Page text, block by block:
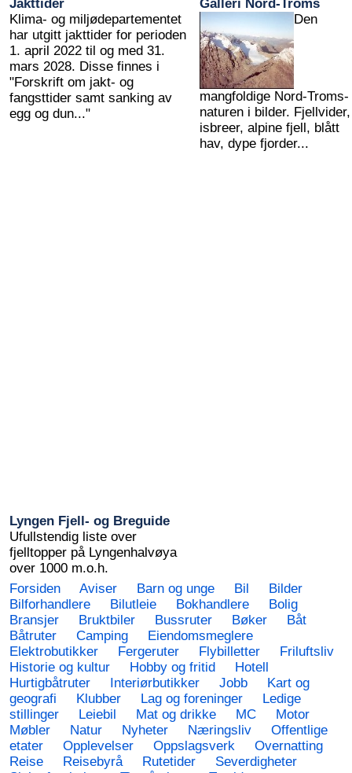
Jakttider
Klima- og miljødepartementet
har utgitt jakttider for perioden
1. april 2022 til og med 31.
mars 2028. Disse finnes i
"Forskrift om jakt- og
fangsttider samt sanking av
egg og dun..."
Galleri Nord-Troms
Den
mangfoldige Nord-Troms-
naturen i bilder. Fjellvider,
isbreer, alpine fjell, blått
hav, dype fjorder...
Lyngen Fjell- og Breguide
Ufullstendig liste over
fjelltopper på Lyngenhalvøya
over 1000 m.o.h.
Forsiden
Aviser Barn og unge Bil
Bilder
Bilforhandlere
Bilutleie Bokhandlere
Bolig
Bransjer
Bruktbiler Bussruter Bøker
Båt
Båtruter
Camping
Eiendomsmeglere
Elektrobutikker
Fergeruter Flybilletter
Friluftsliv
Historie og kultur
Hobby og fritid
Hotell
Hurtigbåtruter
Interiørbutikker Jobb
Kart og
geografi
Klubber Lag og foreninger
Ledige
stillinger
Leiebil Mat og drikke MC
Motor
Møbler
Natur Nyheter Næringsliv
Offentlige
etater
Opplevelser Oppslagsverk
Overnatting
Reise
Reisebyrå Rutetider
Severdigheter